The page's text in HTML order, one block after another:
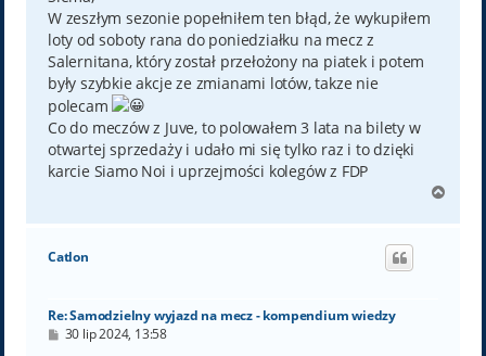
W zeszłym sezonie popełniłem ten błąd, że wykupiłem
loty od soboty rana do poniedziałku na mecz z
Salernitana, który został przełożony na piatek i potem
były szybkie akcje ze zmianami lotów, takze nie
polecam
Co do meczów z Juve, to polowałem 3 lata na bilety w
otwartej sprzedaży i udało mi się tylko raz i to dzięki
karcie Siamo Noi i uprzejmości kolegów z FDP
g
Catlon
Re: Samodzielny wyjazd na mecz - kompendium wiedzy
P30 lip 2024, 13:58